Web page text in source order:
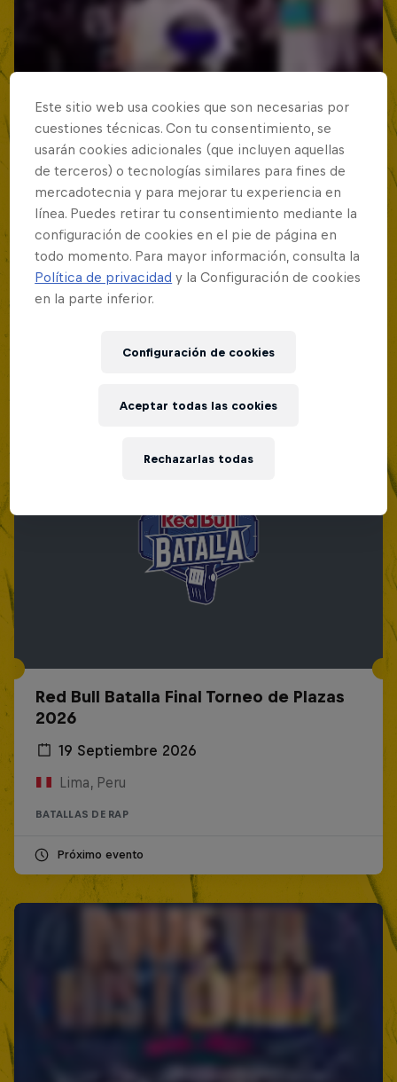
Red Bull Batalla Final Torneo de Plazas
2026
19 Septiembre 2026
Lima, Peru
BATALLAS DE RAP
Próximo evento
Este sitio web usa cookies que son necesarias por
cuestiones técnicas. Con tu consentimiento, se
usarán cookies adicionales (que incluyen aquellas
de terceros) o tecnologías similares para fines de
mercadotecnia y para mejorar tu experiencia en
línea. Puedes retirar tu consentimiento mediante la
configuración de cookies en el pie de página en
todo momento. Para mayor información, consulta la
Política de privacidad y la Configuración de cookies
en la parte inferior.
Configuración de cookies
Rechazarlas todas
Aceptar todas las cookies